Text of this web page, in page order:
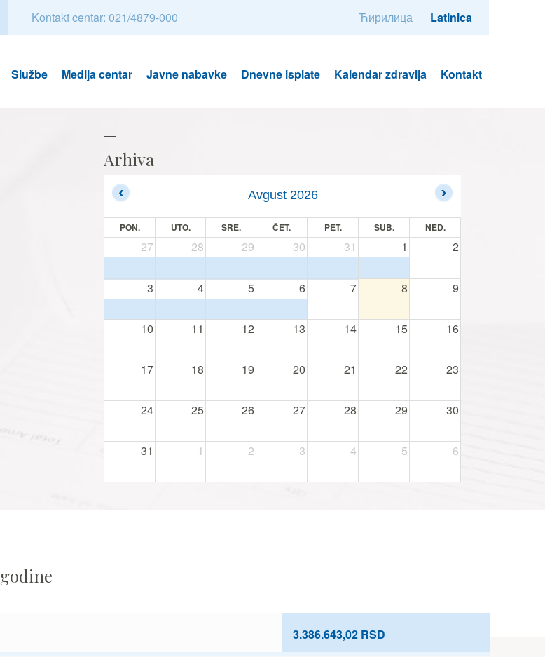
Kontakt centar: 021/4879-000 Ћирилица Latinica
Službe Medija centar Javne nabavke Dnevne isplate Kalendar zdravlja Kontakt
Arhiva
Avgust 2026
PON. UTO. SRE. ČET. PET. SUB. NED.
27 28 29 30 31 1 2
3 4 5 6 7 8 9
10 11 12 13 14 15 16
17 18 19 20 21 22 23
24 25 26 27 28 29 30
31 1 2 3 4 5 6
godine
3.386.643,02 RSD